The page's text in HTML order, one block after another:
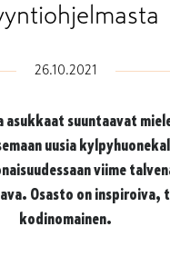
26.10.2021
asukkaat suuntaavat
uusia
viime
Osasto on inspiroiva,
kodinomainen.